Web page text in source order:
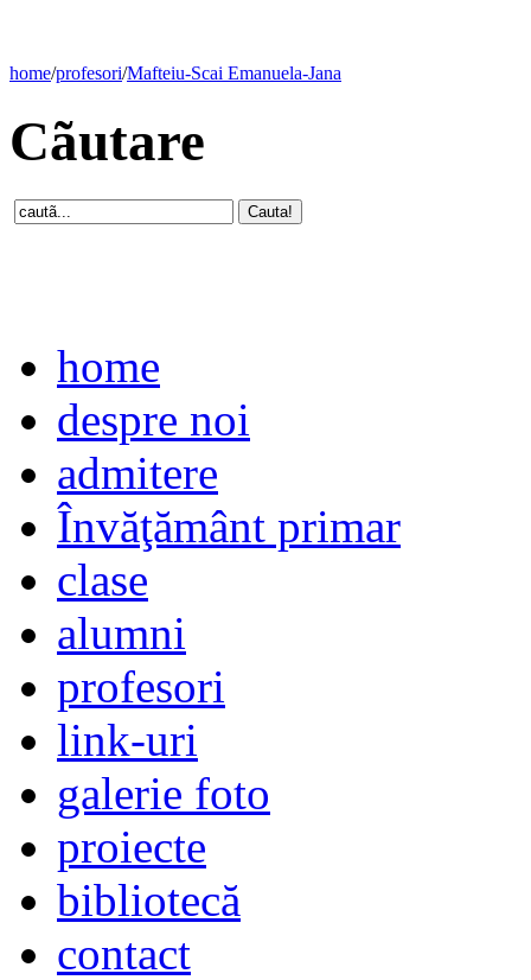
home/profesori/Mafteiu-Scai Emanuela-Jana
Cãutare
home
despre noi
admitere
Învăţământ primar
clase
alumni
profesori
link-uri
galerie foto
proiecte
bibliotecă
contact